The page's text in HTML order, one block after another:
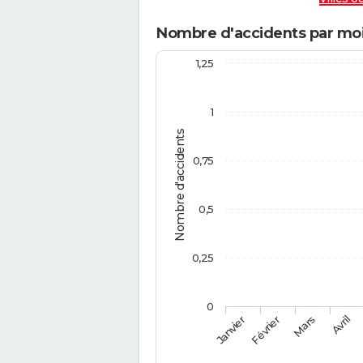
Nombre d'accidents par
Nombre d'accidents
JanvierFévrier Mars Avril
0
1
0,25
0,5
0,75
1,25